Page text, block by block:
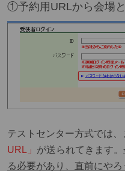
①予約用URLから会場
テストセンター方式では、
URL」 が送られてきます。
る必要があり、直前にや